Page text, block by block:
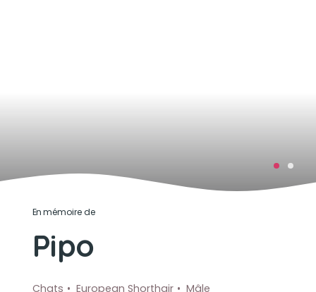
En mémoire de
Pipo
Chats European Shorthair
Mâle